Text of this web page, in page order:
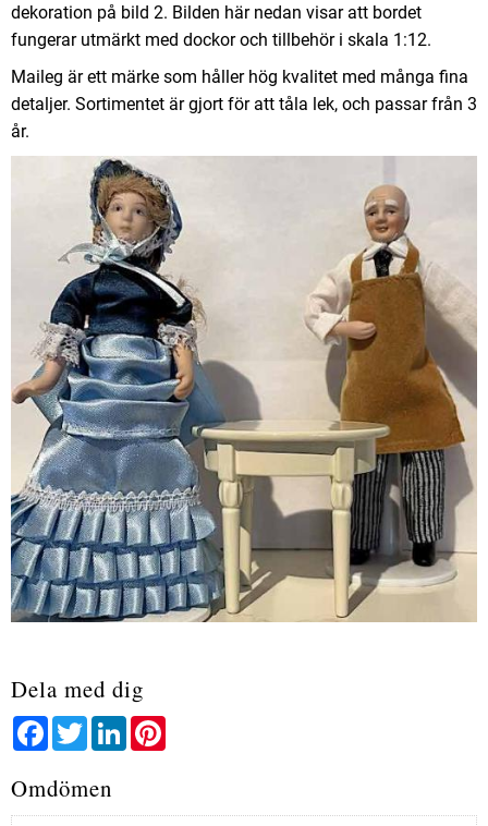
dekoration på bild 2. Bilden här nedan visar att bordet
fungerar utmärkt med dockor och tillbehör i skala 1:12.
Maileg är ett märke som håller hög kvalitet med många fina
detaljer. Sortimentet är gjort för att tåla lek, och passar från 3
år.
Dela med dig
FacebookTwitterLinkedIn
Omdömen